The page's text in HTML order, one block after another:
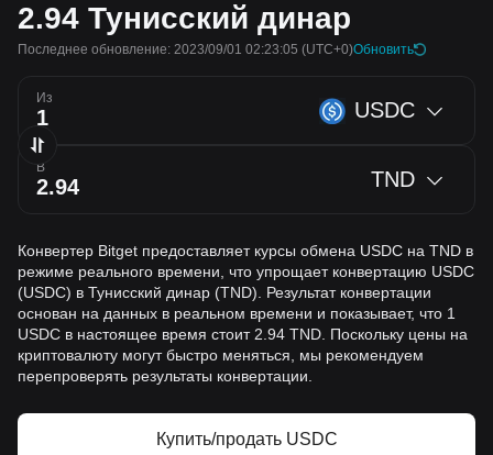
2.94 Тунисский динар
Последнее обновление: 2023/09/01 02:23:05 (UTC+0)Обновить
Из USDC
В TND
Конвертер Bitget предоставляет курсы обмена USDC на TND в
режиме реального времени, что упрощает конвертацию USDC
(USDC) в Тунисский динар (TND). Результат конвертации
основан на данных в реальном времени и показывает, что 1
USDC в настоящее время стоит 2.94 TND. Поскольку цены на
криптовалюту могут быстро меняться, мы рекомендуем
перепроверять результаты конвертации.
Купить/продать USDC